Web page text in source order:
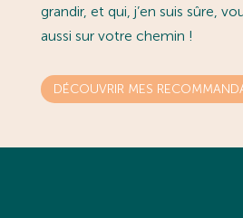
grandir, et qui, j’en suis sûre,
aussi sur votre chemin !
DÉCOUVRIR MES